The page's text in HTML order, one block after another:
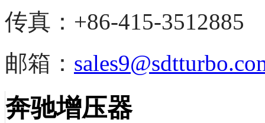
传真：+86-415-3512885
邮箱：
奔驰增压器